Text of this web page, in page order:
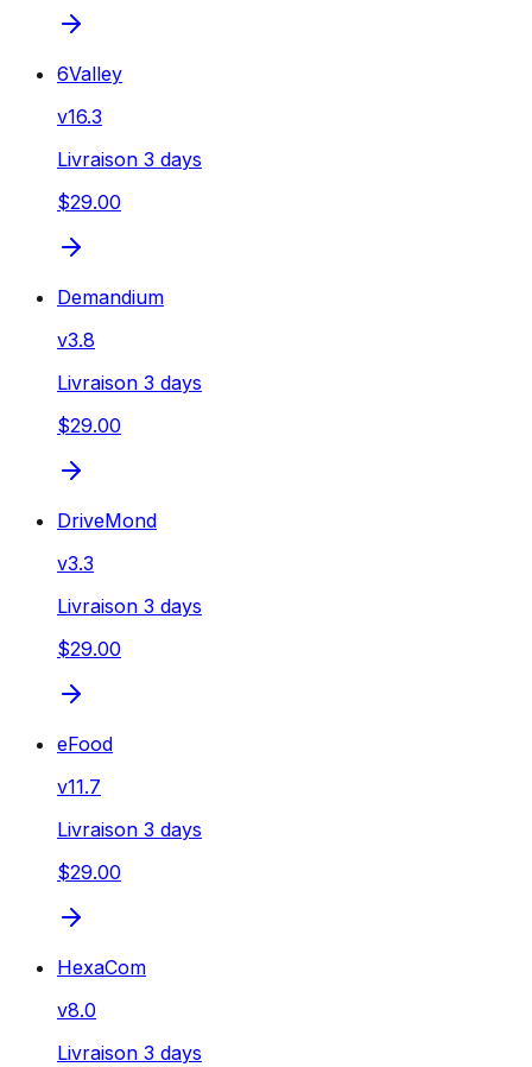
6Valley
v16.3
Livraison 3 days
$29.00
Demandium
v3.8
Livraison 3 days
$29.00
DriveMond
v3.3
Livraison 3 days
$29.00
eFood
v11.7
Livraison 3 days
$29.00
HexaCom
v8.0
Livraison 3 days